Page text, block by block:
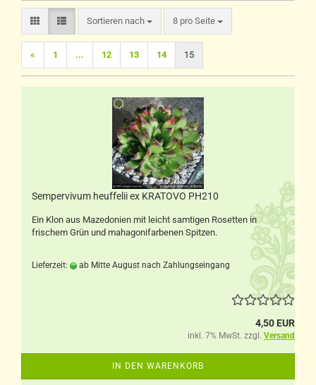
Sortieren nach
Sortieren nach 8 pro Seite
pro Seite
« 1 ... 12 13 14 15
Sempervivum heuffelii ex KRATOVO PH210
Ein Klon aus Mazedonien mit leicht samtigen Rosetten in
frischem Grün und mahagonifarbenen Spitzen.
Lieferzeit: ab Mitte August nach Zahlungseingang
4,50 EUR
inkl. 7% MwSt. zzgl. Versand
IN DEN WARENKORB